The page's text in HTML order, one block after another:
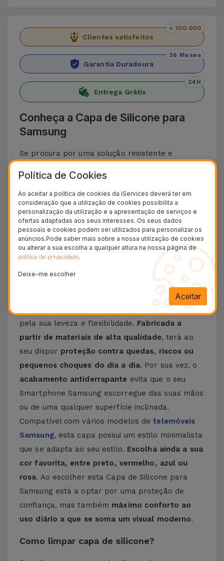
Clientes satisfeitos
+ 100.000
Garantia Duradoura
36 Meses
Entrega Grátis
24H
Conheça a Capa de Silicone para
Samsung
Se procura por uma solução resistente e
Samsung , apresentamos a
Com um design minimalista e extremamente
funcional, esta capa oferecea melhor proteção
ao seu telemóvel a que se junta um toque suave
sem descurar o design icónico e funcionalidades
do seu telemóvel da Samsung.
Descubra as vantagens de uma Capa de
destaca-se
pela sua leveza e flexibilidade. Fabricada a
partir de materiais de alta qualidade, terá ao
seu dispor proteção contra quedas, riscos ou
pequenos choques do dia a dia. Por sua vez, o
acabamento antiderrapante evita que o seu
Smartphone Samsung escorregue das suas mãos
ou de uma qualquer superfície inclinada.
Compatível com vários modelos detelemóveis
Samsung, esta capa possui um estilo minimalista
que se adapta ao seu estilo. Escolha ainda a sua
cor favorita, entre preto, vermelho, azul ou
rosa. Ao escolher esta Capa de Silicone para
Samsung está a optar por uma proteção de
confiança, mas também máximo conforto ao
uso diário a que se soma um visual moderno.
Como limpar capa de silicone?
Política de Cookies
Ao aceitar a política de cookies da iServices deverá ter em
consideração que a utilização de cookies possibilita a
personalização da utilização e a apresentação de serviços e
ofertas adaptadas aos seus interesses. Os seus dados
pessoais e cookies podem ser utilizados para personalizar os
anúncios.Pode saber mais sobre a nossa utilização de cookies
ou alterar a sua escolha a qualquer altura na nossa página de
política de privacidade.
Deixe-me escolher
Aceitar